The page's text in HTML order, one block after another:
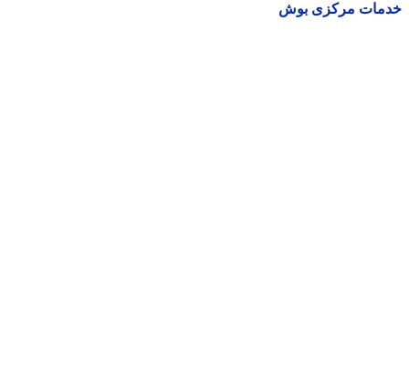
مرکزی بوش